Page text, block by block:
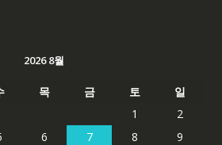
2026 8월
목 금 토
일
1
2
6 7 8
9